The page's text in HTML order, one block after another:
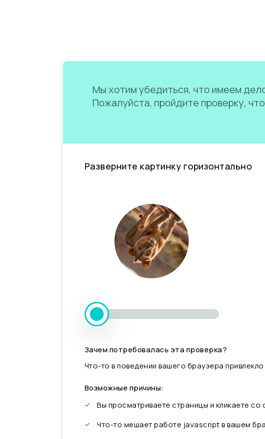
Мы хотим убедиться, что имеем
Пожалуйста, пройдите проверку,
Разверните картинку горизонтально
Зачем потребовалась эта проверка?
Что-то в поведении вашего браузера
Возможные причины:
Вы просматриваете страницы и кликаете
Что-то мешает работе javascript в вашем